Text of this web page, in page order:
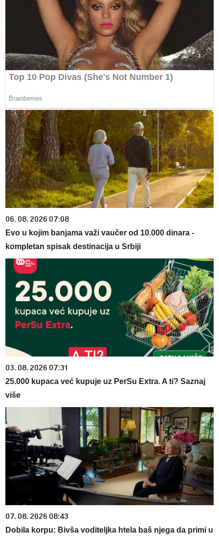
06. 08. 2026 07:08
Evo u kojim banjama važi vaučer od 10.000 dinara -
kompletan spisak destinacija u Srbiji
03. 08. 2026 07:31
25.000 kupaca već kupuje uz PerSu Extra. A ti? Saznaj
više
07. 08. 2026 08:43
Dobila korpu: Bivša voditeljka htela baš njega da primi u